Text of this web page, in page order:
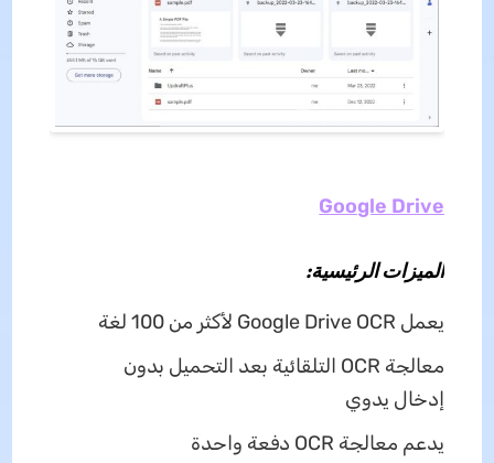
Google Drive
الميزات الرئيسية:
يعمل Google Drive OCR لأكثر من 100 لغة
معالجة OCR التلقائية بعد التحميل بدون
إدخال يدوي
يدعم معالجة OCR دفعة واحدة